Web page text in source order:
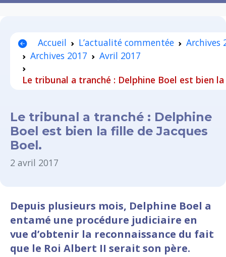
Accueil L’actualité commentée
Archives
Archives 2017
Avril 2017
Le tribunal a tranché : Delphine Boel est bien
Le tribunal a tranché : Delphine
Boel est bien la fille de Jacques
Boel.
2 avril 2017
Depuis plusieurs mois, Delphine Boel a
entamé une procédure judiciaire en
vue d’obtenir la reconnaissance du fait
que le Roi Albert II serait son père.